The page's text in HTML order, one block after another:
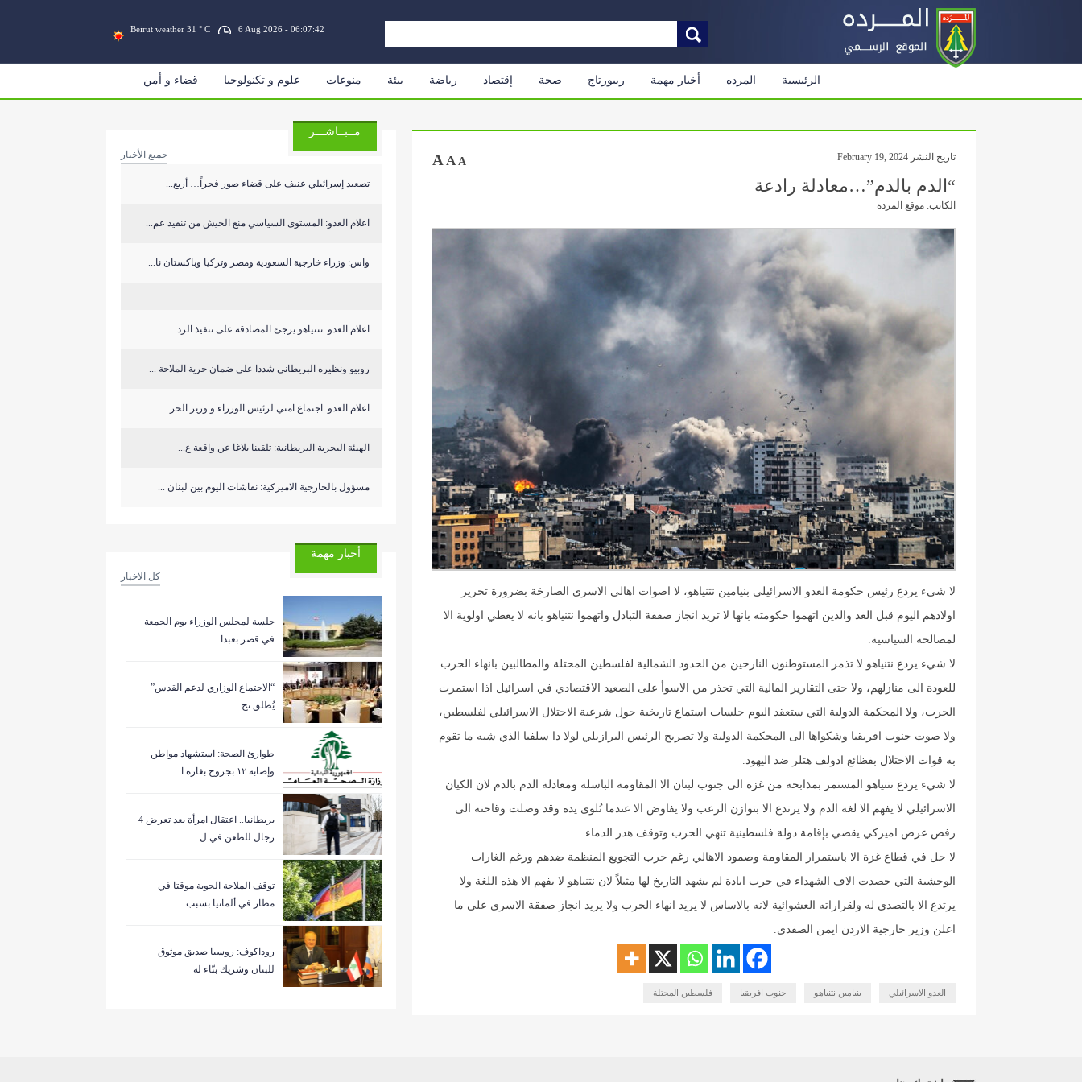
Beirut weather 31 ° C 6 Aug 2026 - 06:07:42
الرئيسية المرده أخبار مهمة ريبورتاج صحة إقتصاد رياضة بيئة منوعات علوم و تكنولوجيا قضاء و أمن
تاريخ النشر February 19, 2024 A A A
“الدم بالدم”…معادلة رادعة
الكاتب: موقع المرده
لا شيء يردع رئيس حكومة العدو الاسرائيلي بنيامين نتنياهو، لا اصوات اهالي الاسرى الصارخة بضرورة تحرير
اولادهم اليوم قبل الغد والذين اتهموا حكومته بانها لا تريد انجاز صفقة التبادل واتهموا نتنياهو بانه لا يعطي اولوية الا
لمصالحه السياسية.
لا شيء يردع نتنياهو لا تذمر المستوطنون النازحين من الحدود الشمالية لفلسطين المحتلة والمطالبين بانهاء الحرب
للعودة الى منازلهم، ولا حتى التقارير المالية التي تحذر من الاسوأ على الصعيد الاقتصادي في اسرائيل اذا استمرت
الحرب، ولا المحكمة الدولية التي ستعقد اليوم جلسات استماع تاريخية حول شرعية الاحتلال الاسرائيلي لفلسطين،
ولا صوت جنوب افريقيا وشكواها الى المحكمة الدولية ولا تصريح الرئيس البرازيلي لولا دا سلفيا الذي شبه ما تقوم
به قوات الاحتلال بفظائع ادولف هتلر ضد اليهود.
لا شيء يردع نتنياهو المستمر بمذابحه من غزة الى جنوب لبنان الا المقاومة الباسلة ومعادلة الدم بالدم لان الكيان
الاسرائيلي لا يفهم الا لغة الدم ولا يرتدع الا بتوازن الرعب ولا يفاوض الا عندما تُلوى يده وقد وصلت وقاحته الى
رفض عرض اميركي يقضي بإقامة دولة فلسطينية تنهي الحرب وتوقف هدر الدماء.
لا حل في قطاع غزة الا باستمرار المقاومة وصمود الاهالي رغم حرب التجويع المنظمة ضدهم ورغم الغارات
الوحشية التي حصدت الاف الشهداء في حرب ابادة لم يشهد التاريخ لها مثيلاً لان نتنياهو لا يفهم الا هذه اللغة ولا
يرتدع الا بالتصدي له ولقراراته العشوائية لانه بالاساس لا يريد انهاء الحرب ولا يريد انجاز صفقة الاسرى على ما
اعلن وزير خارجية الاردن ايمن الصفدي.
العدو الاسرائيلي بنيامين نتنياهو جنوب افريقيا فلسطين المحتلة
مــبــاشـــر
جميع الأخبار
تصعيد إسرائيلي عنيف على قضاء صور فجراً… أربع...
اعلام العدو: المستوى السياسي منع الجيش من تنفيذ عم...
واس: وزراء خارجية السعودية ومصر وتركيا وباكستان نا...
اعلام العدو: نتنياهو يرجئ المصادقة على تنفيذ الرد ...
روبيو ونظيره البريطاني شددا على ضمان حرية الملاحة ...
اعلام العدو: اجتماع امني لرئيس الوزراء و وزير الحر...
الهيئة البحرية البريطانية: تلقينا بلاغا عن واقعة ع...
مسؤول بالخارجية الاميركية: نقاشات اليوم بين لبنان ...
أخبار مهمة
كل الاخبار
جلسة لمجلس الوزراء يوم الجمعة
في قصر بعبدا… ...
“الاجتماع الوزاري لدعم القدس”
يُطلق تح...
طوارئ الصحة: استشهاد مواطن
وإصابة ١٢ بجروح بغارة ا...
بريطانيا.. اعتقال امرأة بعد تعرض 4
رجال للطعن في ل...
توقف الملاحة الجوية موقتا في
مطار في ألمانيا بسبب ...
روداكوف: روسيا صديق موثوق
للبنان وشريك بنّاء له